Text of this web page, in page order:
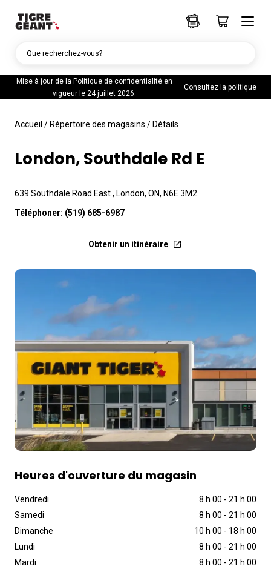
Mise à jour de la Politique de confidentialité en
vigueur le 24 juillet 2026.
Consultez la politique
Que recherchez-vous?
Accueil / Répertoire des magasins / Détails
London, Southdale Rd E
639 Southdale Road East , London, ON, N6E 3M2
Téléphoner: (519) 685-6987
Obtenir un itinéraire
Heures d'ouverture du magasin
Vendredi 8 h 00 - 21 h 00
Samedi
8 h 00 - 21 h 00
Dimanche
10 h 00 - 18 h 00
Lundi
8 h 00 - 21 h 00
Mardi
8 h 00 - 21 h 00